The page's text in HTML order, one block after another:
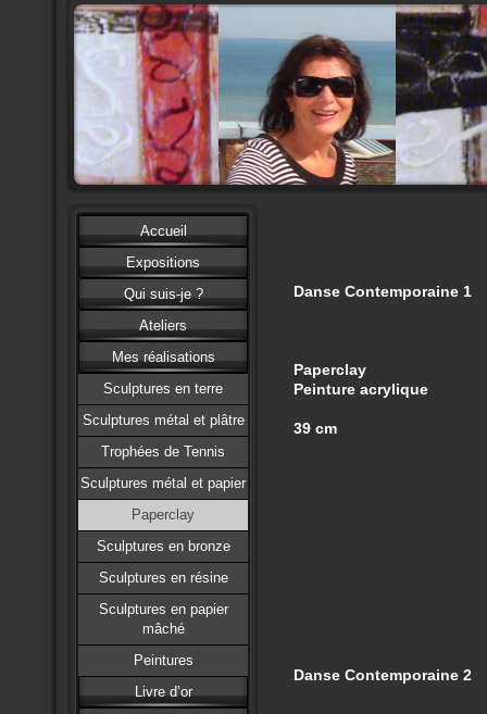
Accueil
Expositions
Qui suis-je ?
Ateliers
Mes réalisations
Sculptures en terre
Sculptures métal et plâtre
Trophées de Tennis
Sculptures métal et papier
Paperclay
Sculptures en bronze
Sculptures en résine
Sculptures en papier
mâché
Peintures
Livre d’or
Danse Contemporaine 1
Paperclay
Peinture acrylique
39 cm
Danse Contemporaine 2